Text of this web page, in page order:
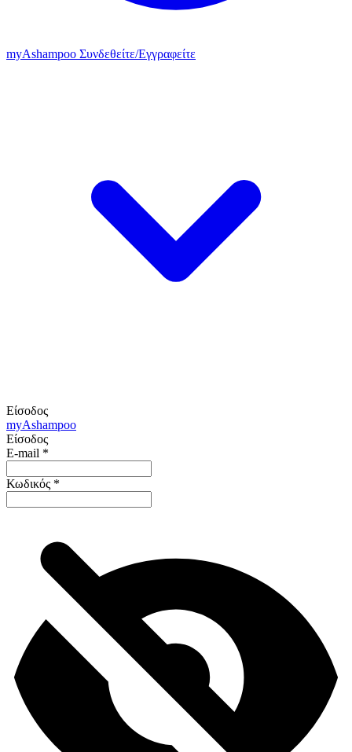
myAshampoo Συνδεθείτε/Εγγραφείτε
Είσοδος
myAshampoo
Είσοδος
E-mail *
Κωδικός *